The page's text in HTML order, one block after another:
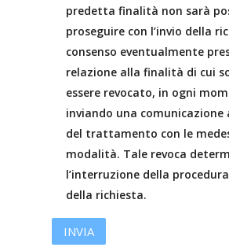
predetta finalità non sarà
proseguire con l’invio della
consenso eventualmente
relazione alla finalità di cui
essere revocato, in ogni
inviando una
del trattamento con le
modalità. Tale revoca
l’interruzione della
della richiesta.